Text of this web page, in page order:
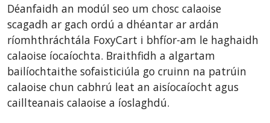
CubeCart
LiteCart
ZenCart
PinnacleCart
Easy Digital Downloads
Déanfaidh an modúl seo um chosc calaoise
scagadh ar gach ordú a dhéantar ar ardán
ríomhthráchtála FoxyCart i bhfíor-am le haghaidh
calaoise íocaíochta. Braithfidh a algartam
bailíochtaithe sofaisticiúla go cruinn na patrúin
calaoise chun cabhrú leat an aisíocaíocht agus
caillteanais calaoise a íoslaghdú.